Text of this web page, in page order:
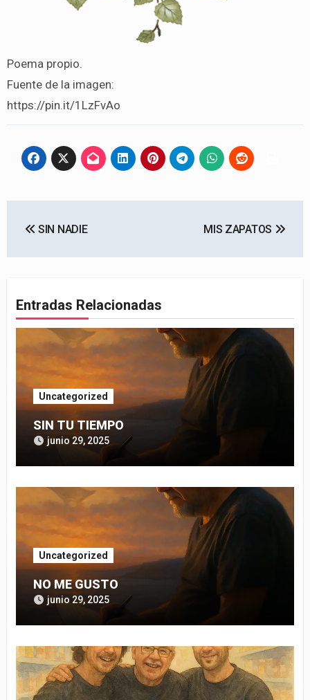
Poema propio.
Fuente de la imagen:
https://pin.it/1LzFvAo
SIN NADIE MIS ZAPATOS
Entradas Relacionadas
Uncategorized
SIN TU TIEMPO
junio 29, 2025
Uncategorized
NO ME GUSTO
junio 29, 2025